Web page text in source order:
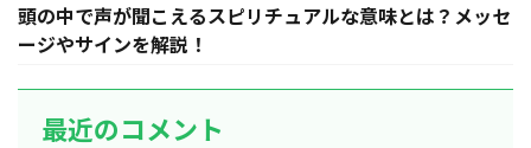
頭の中で声が聞こえるスピリチュアルな意味とは？メッセ
ージやサインを解説！
最近のコメント